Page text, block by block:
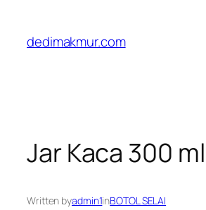
content
dedimakmur.com
Jar Kaca 300
Written byadmin1inBOTOL SELAI